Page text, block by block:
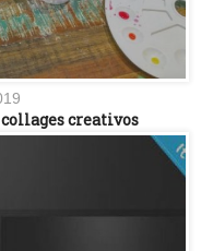
creativos